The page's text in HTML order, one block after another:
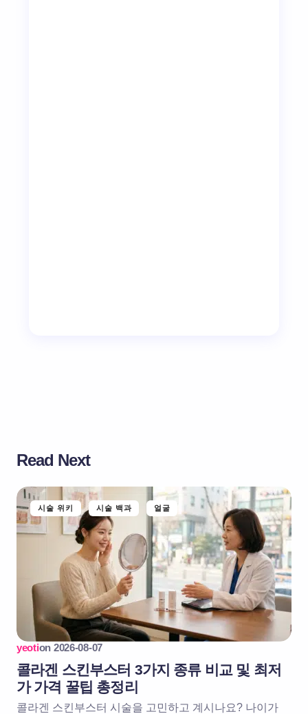
Read Next
시술 위키 시술 백과 얼굴
yeotion 2026-08-07
콜라겐 스킨부스터 3가지 종류 비교 및 최저
가 가격 꿀팁 총정리
콜라겐 스킨부스터 시술을 고민하고 계시나요? 나이가